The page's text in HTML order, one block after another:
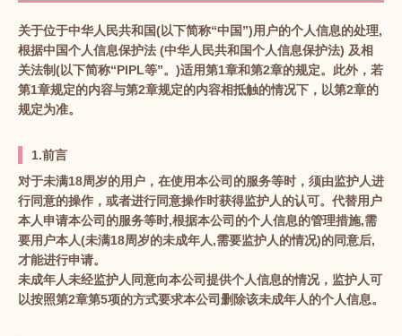
关于位于中华人民共和国(以下简称“中国”)用户的个人信息的处理,
根据中国个人信息保护法 (中华人民共和国个人信息保护法) 及相
关法制(以下简称“PIPL等”。)适用第1章和第2章的规定。此外，若
第1章规定的内容与第2章规定的内容相抵触的情况下，以第2章的
规定为准。
1.前言
对于未满18周岁的用户，在使用本公司的服务等时，须由监护人进
行同意的操作，或者进行同意操作时获得监护人的认可。代替用户
本人申请本公司的服务等时,根据本公司的个人信息的管理措施,需
要用户本人(未满18周岁的未成年人,需要监护人的情况)的同意后,
才能进行申请。
未成年人未经监护人同意向本公司提供个人信息的情况，监护人可
以按照第2章第5项的方式要求本公司删除该未成年人的个人信息。